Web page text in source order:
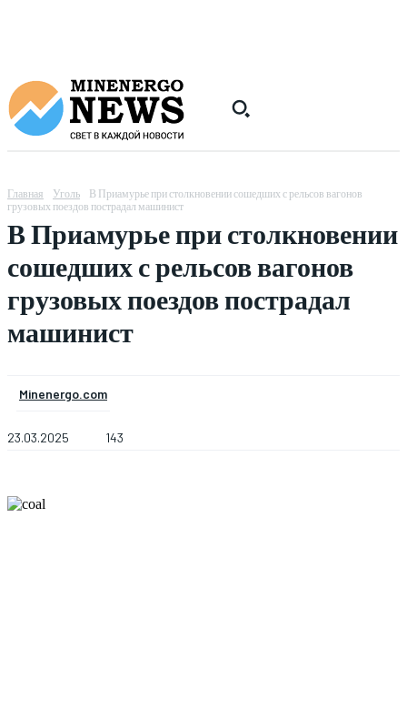
Главная Уголь
В Приамурье при столкновении сошедших с рельсов вагонов
грузовых поездов пострадал машинист
В Приамурье при столкновении
сошедших с рельсов вагонов
грузовых поездов пострадал
машинист
Minenergo.com
23.03.2025 143